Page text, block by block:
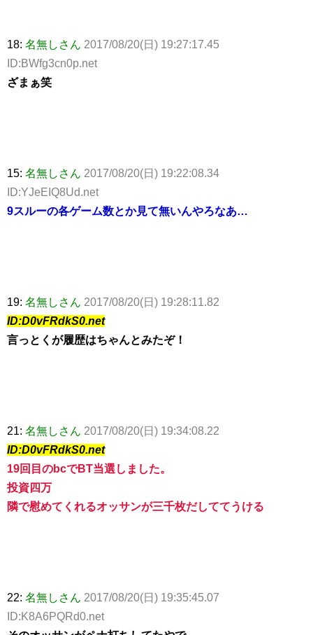
18: 名無しさん 2017/08/20(日) 19:27:17.45
ID:BWfg3cn0p.net
ざまぁ笑
15: 名無しさん 2017/08/20(日) 19:22:08.34
ID:YJeEIQ8Ud.net
9スルーの各ゲーム数とか見て無いんやろなあ…
19: 名無しさん 2017/08/20(日) 19:28:11.82
ID:D0vFRdkS0.net
言っとくが履歴はちゃんとみたぞ！
21: 名無しさん 2017/08/20(日) 19:34:08.22
ID:D0vFRdkS0.net
19回目のbcでBT当選しました。
投資四万
隣で慰めてくれるオッサンが三千枚だしててうける
22: 名無しさん 2017/08/20(日) 19:35:45.07
ID:K8A6PQRd0.net